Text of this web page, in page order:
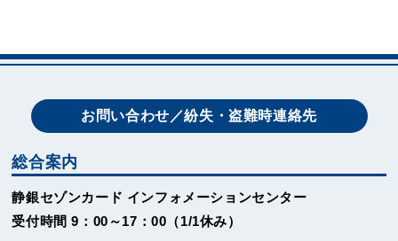
お問い合わせ／紛失・盗難時連絡先
総合案内
静銀セゾンカード インフォメーションセンター
受付時間 9：00～17：00（1/1休み）